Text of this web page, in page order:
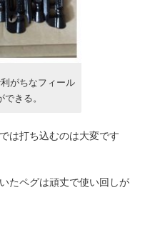
がちなフィール
きる。
は打ち込むのは大変です
たペグは頑丈で使い回しが